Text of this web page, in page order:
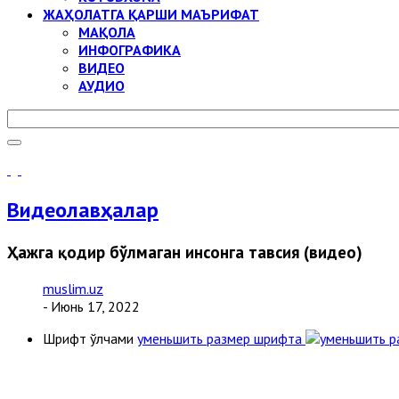
ЖАҲОЛАТГА ҚАРШИ МАЪРИФАТ
МАҚОЛА
ИНФОГРАФИКА
ВИДЕО
АУДИО
Видеолавҳалар
Ҳажга қодир бўлмаган инсонга тавсия (видео)
muslim.uz
- Июнь 17, 2022
Шрифт ўлчами уменьшить размер шрифта